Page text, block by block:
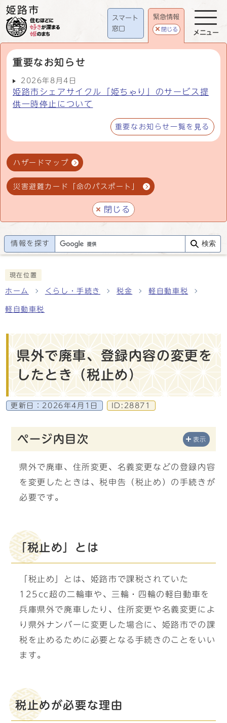
スマート
窓口
緊急情報
閉じる
重要なお知らせ
2026年8月4日
姫路市シェアサイクル「姫ちゃり」のサービス提
供一時停止について
重要なお知らせ一覧を見る
ハザードマップ
災害避難カード「命のパスポート」
閉じる
メニュー
情報を探す 検索
現在位置
ホーム くらし・手続き 税金 軽自動車税
軽自動車税
県外で廃車、登録内容の変更を
したとき（税止め）
更新日： 2026年4月1日 ID:28871
ページ内目次 表示
県外で廃車、住所変更、名義変更などの登録内容
を変更したときは、税申告（税止め）の手続きが
必要です。
「税止め」とは
「税止め」とは、姫路市で課税されていた
125cc超の二輪車や、三輪・四輪の軽自動車を
兵庫県外で廃車したり、住所変更や名義変更によ
り県外ナンバーに変更した場合に、姫路市での課
税を止めるために必要となる手続きのことをいい
ます。
税止めが必要な理由